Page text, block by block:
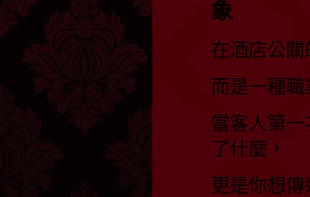
象
在酒店公
而是一種
當客人第
了什麼，
更是你想